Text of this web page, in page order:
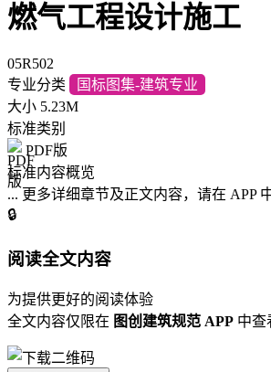
燃气工程设计施工
05R502
专业分类
国标图集-建筑专业
大小 5.23M
标准类别
PDF版
标准内容概览
... 更多详细章节及正文内容，请在 APP
🔒
阅读全文内容
为提供更好的阅读体验
全文内容仅限在 图创建筑规范 APP 中查